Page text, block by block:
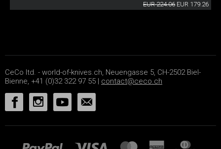
EUR 224.06 EUR 179.26
CeCo ltd. - world-of-knives.ch, Neuengasse 5, CH-2502 Biel-
Bienne, +41 (0)32 322 97 55 | contact@ceco.ch